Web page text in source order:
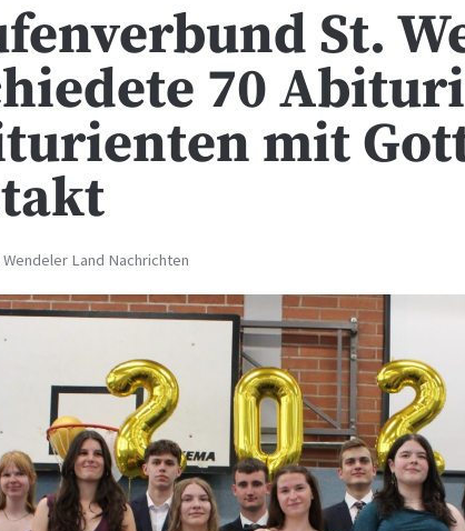
St.
70
mit
Wendeler Land Nachrichten